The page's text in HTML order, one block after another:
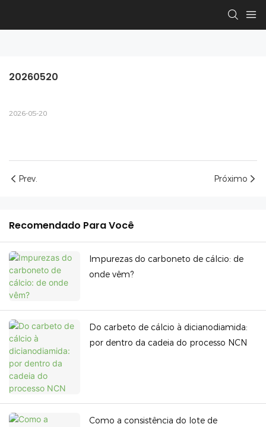
20260520
2026-05-20
Prev. Próximo
Recomendado Para Você
Impurezas do carboneto de cálcio: de
onde vêm?
Do carbeto de cálcio à dicianodiamida:
por dentro da cadeia do processo NCN
Como a consistência do lote de